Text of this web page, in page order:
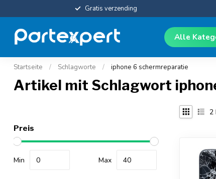
Gratis verzending
Alle
Startseite / Schlagworte / iphone 6 schermreparatie
Artikel mit Schlagwort
Preis
Min Max
2